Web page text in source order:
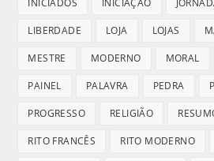
INICIADOS INICIAÇÃO
LIBERDADE LOJA LOJAS
MESTRE MODERNO MORAL
PAINEL PALAVRA PEDRA
PROGRESSO RELIGIÃO
RITO FRANCÊS RITO MODERNO